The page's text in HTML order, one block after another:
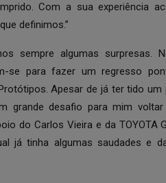
Com a sua experiência
definimos.”
sempre algumas surpresas.
se para fazer um regresso
Apesar de já ter tido
grande desafio para mim
do Carlos Vieira e da TOYOTA
já tinha algumas saudades e